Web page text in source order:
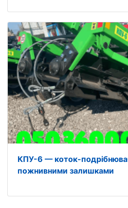
КПУ-6 — коток-
пожнивними залишками